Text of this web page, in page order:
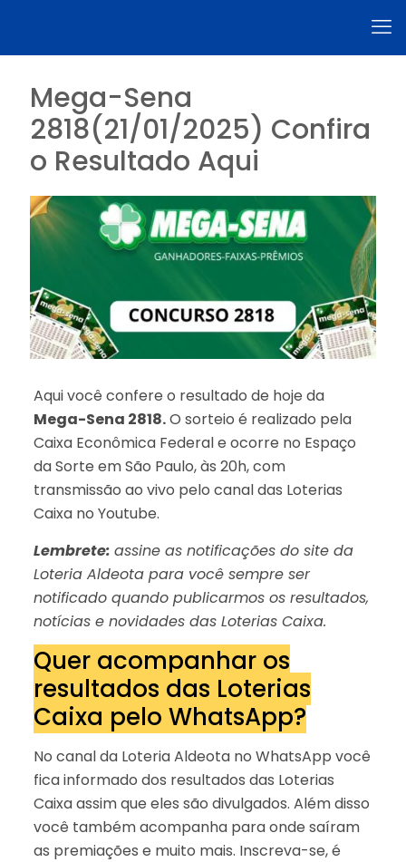
Mega-Sena
2818(21/01/2025) Confira
o Resultado Aqui
Aqui você confere o resultado de hoje da
Mega-Sena 2818.O sorteio é realizado pela
Caixa Econômica Federal e ocorre no Espaço
da Sorte em São Paulo, às 20h, com
transmissão ao vivo pelo canal das Loterias
Caixa no Youtube.
Lembrete: assine as notificações do site da
Loteria Aldeota para você sempre ser
notificado quando publicarmos os resultados,
notícias e novidades das Loterias Caixa.
Quer acompanhar os
resultados das Loterias
Caixa pelo WhatsApp?
No canal da Loteria Aldeota no WhatsApp você
fica informado dos resultados das Loterias
Caixa assim que eles são divulgados. Além disso
você também acompanha para onde saíram
as premiações e muito mais. Inscreva-se, é